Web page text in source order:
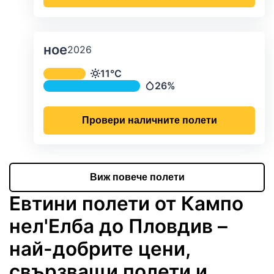
ное2026
Средна месечна температура и
Температура
11°C
Валежи
26%
Провери наличните полети
Виж повече полети
Евтини полети от Кампо
нел'Елба до Пловдив –
най-добрите цени,